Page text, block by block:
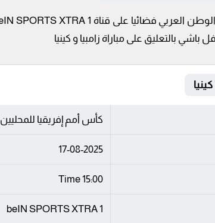
بالتعليق على مباراة زامبيا و كينيا
كأس أمم إفريقيا للمحليين
17-08-2025
15:00 Time
beIN SPORTS XTRA 1